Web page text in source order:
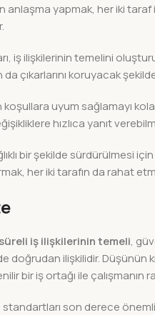
anlaşma yapmak, her iki
iş ilişkilerinin temelini
da çıkarlarını koruyacak
uyum sağlamayı
hızlıca yanıt
bir şekilde sürdürülmesi
her iki tarafın da rahat
iş ilişkilerinin temeli,
doğrudan ilişkilidir.
bir iş ortağı ile çalışmanın
standartları son derece